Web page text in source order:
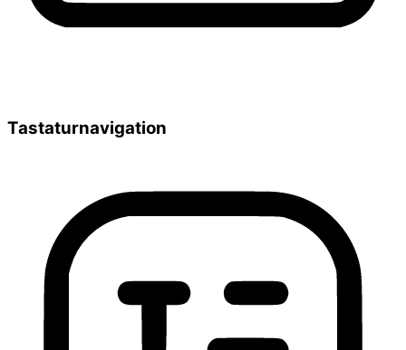
Tastaturnavigation